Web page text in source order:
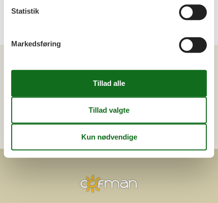
Ring (+45) 7877 0427
Man. - fre. 10.00-16.00
og få et hurtigt svar, alle dage
Statistik
Markedsføring